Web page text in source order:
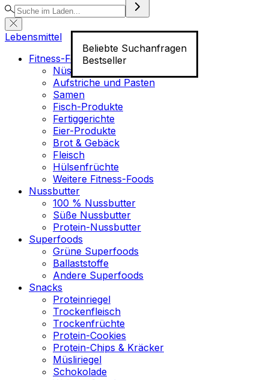
Beliebte Suchanfragen
Bestseller
Lebensmittel
Fitness-Food
Nüsse
Aufstriche und Pasten
Samen
Fisch-Produkte
Fertiggerichte
Eier-Produkte
Brot & Gebäck
Fleisch
Hülsenfrüchte
Weitere Fitness-Foods
Nussbutter
100 % Nussbutter
Süße Nussbutter
Protein-Nussbutter
Superfoods
Grüne Superfoods
Ballaststoffe
Andere Superfoods
Snacks
Proteinriegel
Trockenfleisch
Trockenfrüchte
Protein-Cookies
Protein-Chips & Kräcker
Müsliriegel
Schokolade